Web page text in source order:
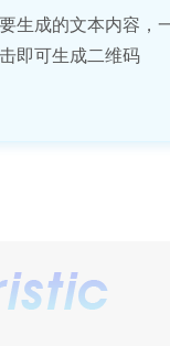
生成的文本内容，
即可生成二维码